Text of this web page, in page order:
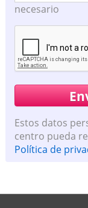
necesario
Estos datos
centro pueda
Política de